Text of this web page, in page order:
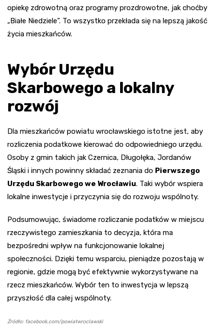
opiekę zdrowotną oraz programy prozdrowotne, jak choćby
„Białe Niedziele”. To wszystko przekłada się na lepszą jakość
życia mieszkańców.
Wybór Urzędu
Skarbowego a lokalny
rozwój
Dla mieszkańców powiatu wrocławskiego istotne jest, aby
rozliczenia podatkowe kierować do odpowiedniego urzędu.
Osoby z gmin takich jak Czernica, Długołęka, Jordanów
Śląski i innych powinny składać zeznania do Pierwszego
Urzędu Skarbowego we Wrocławiu. Taki wybór wspiera
lokalne inwestycje i przyczynia się do rozwoju wspólnoty.
Podsumowując, świadome rozliczanie podatków w miejscu
rzeczywistego zamieszkania to decyzja, która ma
bezpośredni wpływ na funkcjonowanie lokalnej
społeczności. Dzięki temu wsparciu, pieniądze pozostają w
regionie, gdzie mogą być efektywnie wykorzystywane na
rzecz mieszkańców. Wybór ten to inwestycja w lepszą
przyszłość dla całej wspólnoty.
Źródło: facebook.com/powiatwroclawski